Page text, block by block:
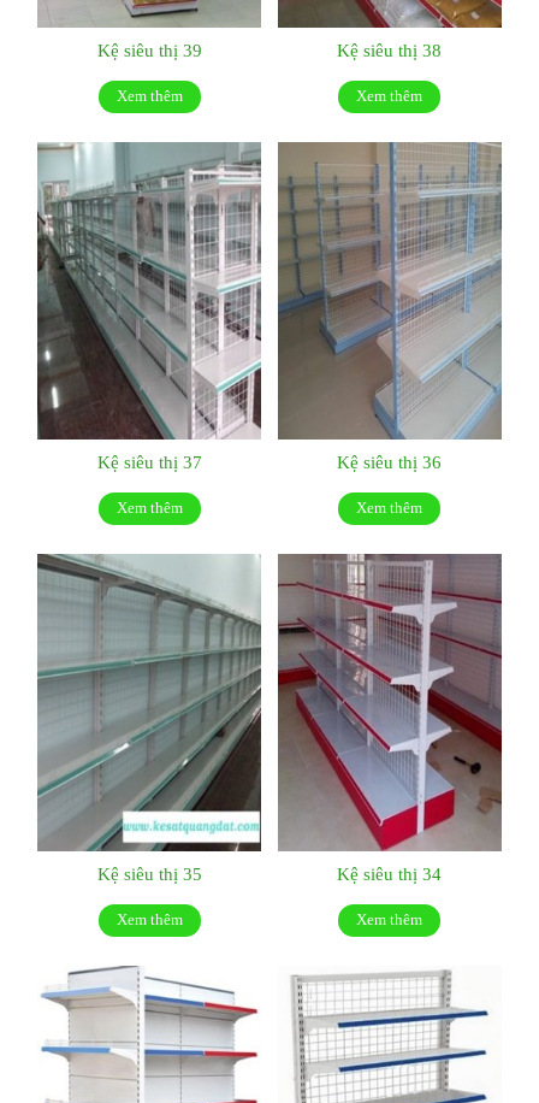
Kệ siêu thị 39
Xem thêm
Kệ siêu thị 38
Xem thêm
Kệ siêu thị 37
Xem thêm
Kệ siêu thị 36
Xem thêm
Kệ siêu thị 35
Xem thêm
Kệ siêu thị 34
Xem thêm